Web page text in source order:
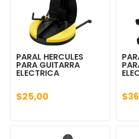
PARAL HERCULES
PARA GUITARRA
ELECTRICA
$25,00